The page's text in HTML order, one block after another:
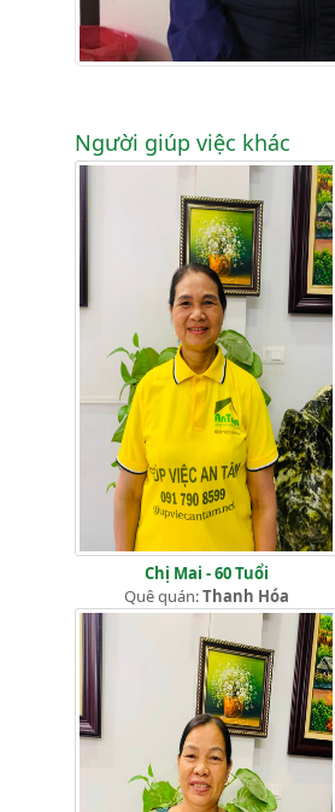
Người giúp việc khác
Chị Mai - 60 Tuổi
Quê quán:Thanh Hóa